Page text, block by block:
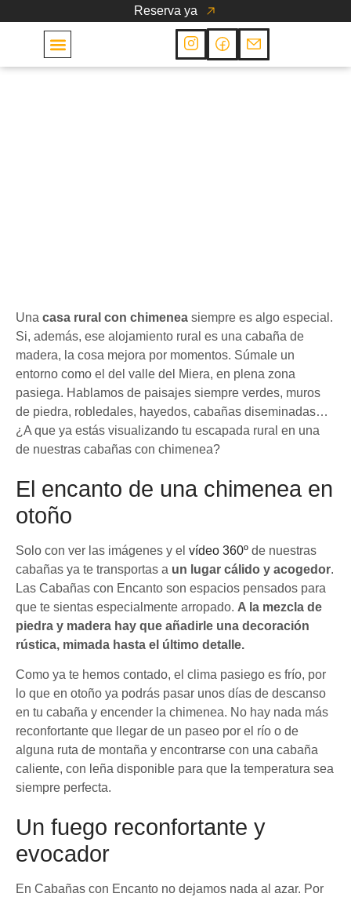
Reserva ya
Una casa rural con chimenea siempre es algo especial.
Si, además, ese alojamiento rural es una cabaña de
madera, la cosa mejora por momentos. Súmale un
entorno como el del valle del Miera, en plena zona
pasiega. Hablamos de paisajes siempre verdes, muros
de piedra, robledales, hayedos, cabañas diseminadas…
¿A que ya estás visualizando tu escapada rural en una
de nuestras cabañas con chimenea?
El encanto de una chimenea en
otoño
Solo con ver las imágenes y el vídeo 360º de nuestras
cabañas ya te transportas a un lugar cálido y acogedor.
Las Cabañas con Encanto son espacios pensados para
que te sientas especialmente arropado. A la mezcla de
piedra y madera hay que añadirle una decoración
rústica, mimada hasta el último detalle.
Como ya te hemos contado, el clima pasiego es frío, por
lo que en otoño ya podrás pasar unos días de descanso
en tu cabaña y encender la chimenea. No hay nada más
reconfortante que llegar de un paseo por el río o de
alguna ruta de montaña y encontrarse con una cabaña
caliente, con leña disponible para que la temperatura sea
siempre perfecta.
Un fuego reconfortante y
evocador
En Cabañas con Encanto no dejamos nada al azar. Por